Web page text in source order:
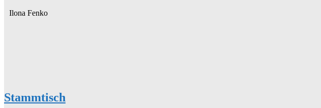
Ilona Fenko
Stammtisch